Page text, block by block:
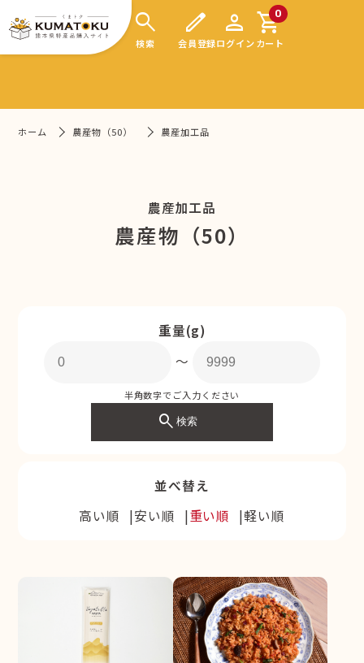
search
検索
edit
会員登録
person
ログイン
0
shopping_cart
カート
ホーム 農産物（50） 農産加工品
農産加工品
農産物（50）
重量(g)
〜
半角数字でご入力ください
search検索
並べ替え
高い順
安い順 重い順 軽い順